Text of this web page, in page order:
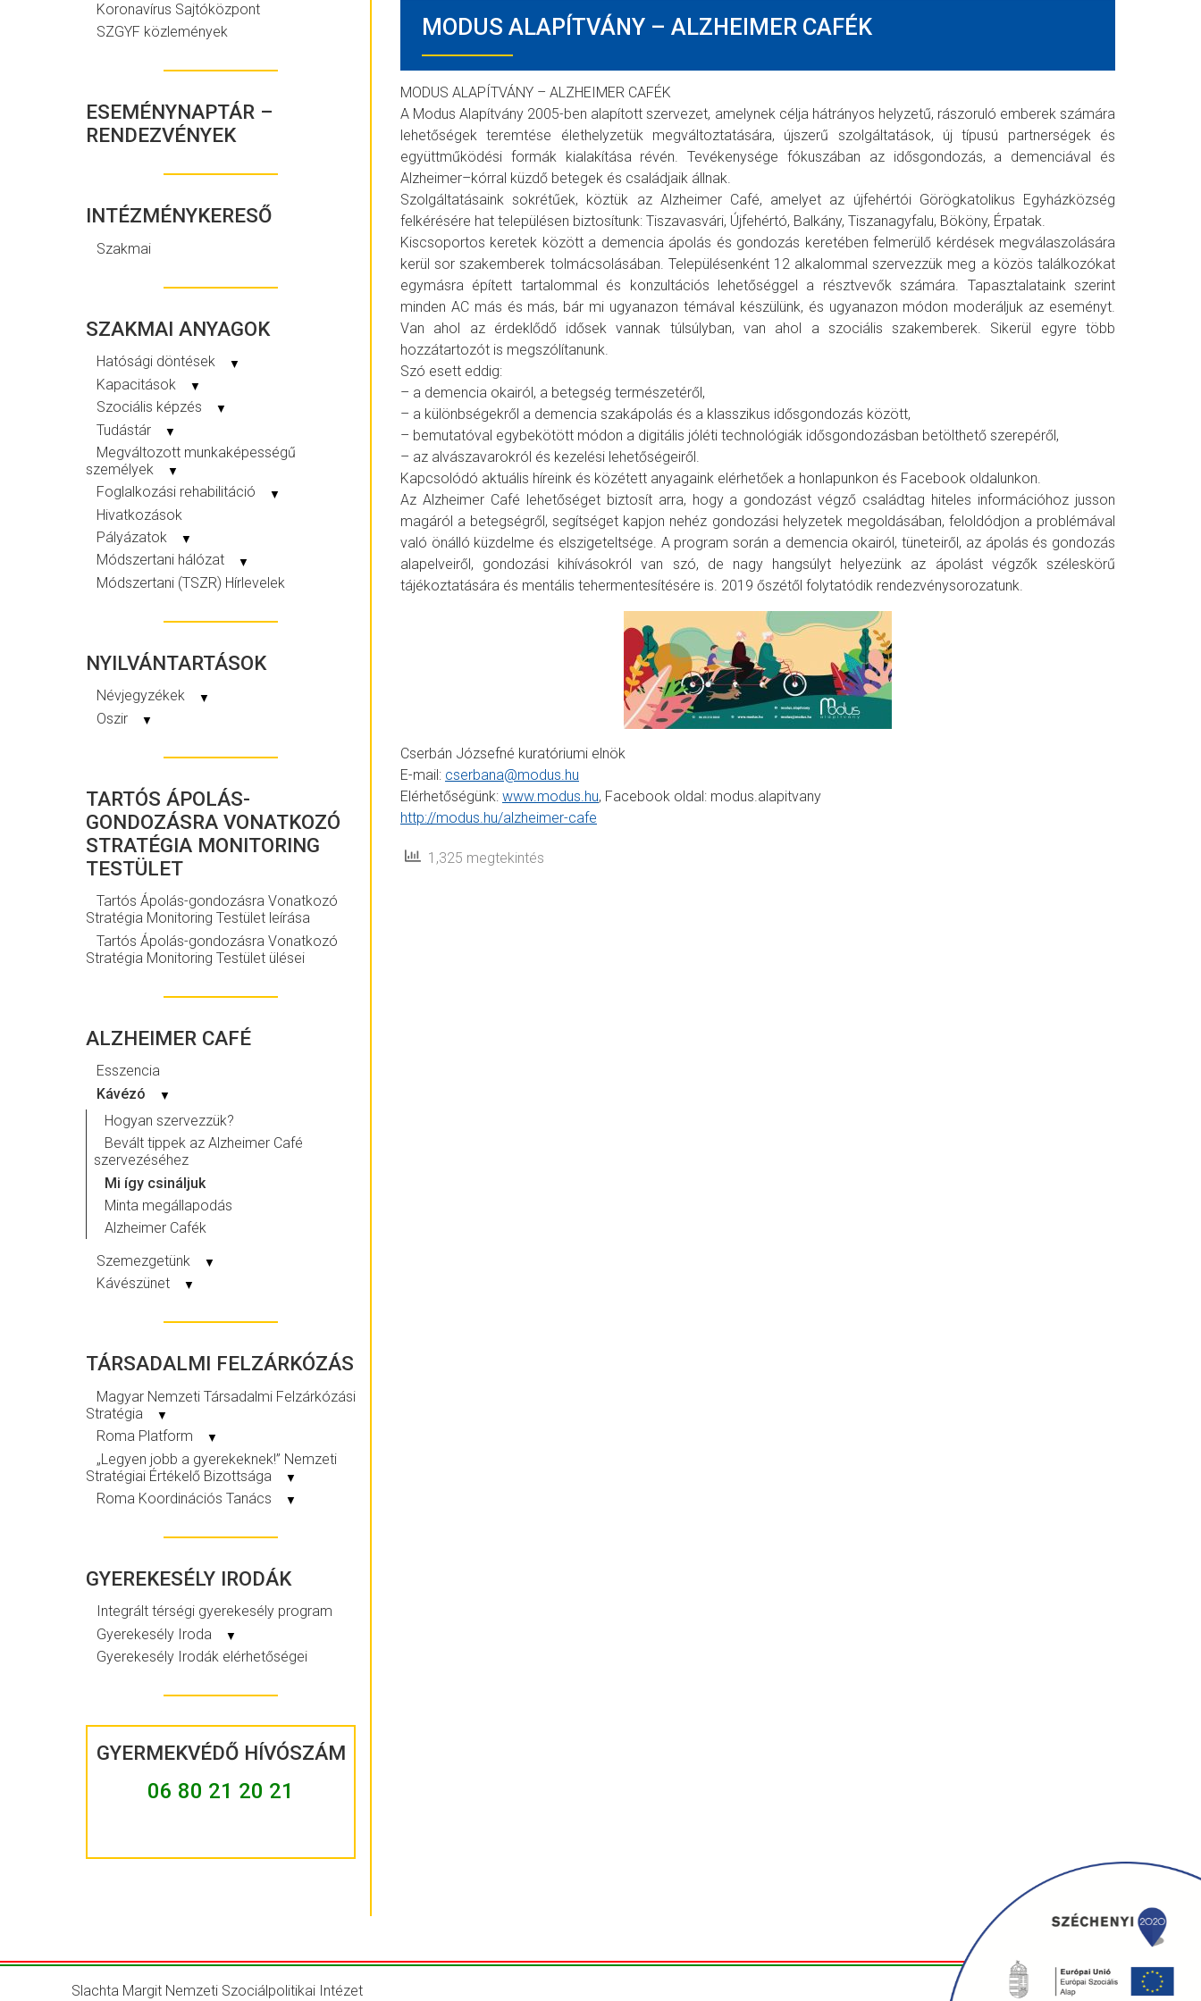
Koronavírus Sajtóközpont
SZGYF közlemények
ESEMÉNYNAPTÁR –
RENDEZVÉNYEK
INTÉZMÉNYKERESŐ
Szakmai
SZAKMAI ANYAGOK
Hatósági döntések ▼
Kapacitások ▼
Szociális képzés ▼
Tudástár ▼
Megváltozott munkaképességű
személyek
▼
Foglalkozási rehabilitáció ▼
Hivatkozások
Pályázatok
▼
Módszertani hálózat ▼
Módszertani (TSZR) Hírlevelek
NYILVÁNTARTÁSOK
Névjegyzékek ▼
Oszir ▼
TARTÓS ÁPOLÁS-
GONDOZÁSRA VONATKOZÓ
STRATÉGIA MONITORING
TESTÜLET
Tartós Ápolás-gondozásra Vonatkozó
Stratégia Monitoring Testület leírása
Tartós Ápolás-gondozásra Vonatkozó
Stratégia Monitoring Testület ülései
ALZHEIMER CAFÉ
Esszencia
Kávézó
▼
Hogyan szervezzük?
Bevált tippek az Alzheimer Café
szervezéséhez
Mi így csináljuk
Minta megállapodás
Alzheimer Cafék
Szemezgetünk
▼
Kávészünet ▼
TÁRSADALMI FELZÁRKÓZÁS
Magyar Nemzeti Társadalmi Felzárkózási
Stratégia
▼
Roma Platform ▼
„Legyen jobb a gyerekeknek!” Nemzeti
Stratégiai Értékelő Bizottsága
▼
Roma Koordinációs Tanács ▼
GYEREKESÉLY IRODÁK
Integrált térségi gyerekesély program
Gyerekesély Iroda
▼
Gyerekesély Irodák elérhetőségei
GYERMEKVÉDŐ HÍVÓSZÁM
06 80 21 20 21
MODUS ALAPÍTVÁNY – ALZHEIMER CAFÉK
MODUS ALAPÍTVÁNY – ALZHEIMER CAFÉK
A Modus Alapítvány 2005-ben alapított szervezet, amelynek célja hátrányos helyzetű, rászoruló emberek számára
lehetőségek teremtése élethelyzetük megváltoztatására, újszerű szolgáltatások, új típusú partnerségek és
együttműködési formák kialakítása révén. Tevékenysége fókuszában az idősgondozás, a demenciával és
Alzheimer–kórral küzdő betegek és családjaik állnak.
Szolgáltatásaink sokrétűek, köztük az Alzheimer Café, amelyet az újfehértói Görögkatolikus Egyházközség
felkérésére hat településen biztosítunk: Tiszavasvári, Újfehértó, Balkány, Tiszanagyfalu, Bököny, Érpatak.
Kiscsoportos keretek között a demencia ápolás és gondozás keretében felmerülő kérdések megválaszolására
kerül sor szakemberek tolmácsolásában. Településenként 12 alkalommal szervezzük meg a közös találkozókat
egymásra épített tartalommal és konzultációs lehetőséggel a résztvevők számára. Tapasztalataink szerint
minden AC más és más, bár mi ugyanazon témával készülünk, és ugyanazon módon moderáljuk az eseményt.
Van ahol az érdeklődő idősek vannak túlsúlyban, van ahol a szociális szakemberek. Sikerül egyre több
hozzátartozót is megszólítanunk.
Szó esett eddig:
– a demencia okairól, a betegség természetéről,
– a különbségekről a demencia szakápolás és a klasszikus idősgondozás között,
– bemutatóval egybekötött módon a digitális jóléti technológiák idősgondozásban betölthető szerepéről,
– az alvászavarokról és kezelési lehetőségeiről.
Kapcsolódó aktuális híreink és közétett anyagaink elérhetőek a honlapunkon és Facebook oldalunkon.
Az Alzheimer Café lehetőséget biztosít arra, hogy a gondozást végző családtag hiteles információhoz jusson
magáról a betegségről, segítséget kapjon nehéz gondozási helyzetek megoldásában, feloldódjon a problémával
való önálló küzdelme és elszigeteltsége. A program során a demencia okairól, tüneteiről, az ápolás és gondozás
alapelveiről, gondozási kihívásokról van szó, de nagy hangsúlyt helyezünk az ápolást végzők széleskörű
tájékoztatására és mentális tehermentesítésére is. 2019 őszétől folytatódik rendezvénysorozatunk.
Cserbán Józsefné kuratóriumi elnök
E-mail: cserbana@modus.hu
Elérhetőségünk: www.modus.hu, Facebook oldal: modus.alapitvany
http://modus.hu/alzheimer-cafe
1,325 megtekintés
Slachta Margit Nemzeti Szociálpolitikai Intézet